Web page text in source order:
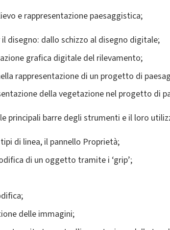
e rappresentazione paesaggistica;
disegno: dallo schizzo al disegno digitale;
grafica digitale del rilevamento;
rappresentazione di un progetto di
della vegetazione nel progetto di
le principali barre degli strumenti e il loro
di linea, il pannello Proprietà;
di un oggetto tramite i ‘grip’;
delle immagini;